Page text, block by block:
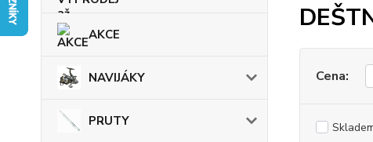
AKCE
NAVIJÁKY
PRUTY
Cena: